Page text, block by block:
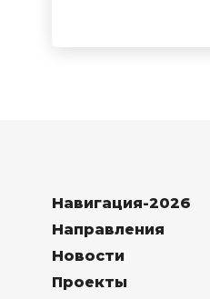
Навигация-2026
Направления
Новости
Проекты